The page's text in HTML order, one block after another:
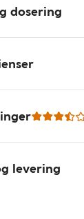
dosering
levering